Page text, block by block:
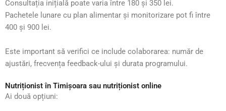
Consultația inițială poate varia între 180 și 350 lei.
Pachetele lunare cu plan alimentar și monitorizare pot fi între
400 și 900 lei.
Este important să verifici ce include colaborarea: număr de
ajustări, frecvența feedback-ului și durata programului.
Nutriționist în Timișoara sau nutriționist online
Ai două opțiuni: